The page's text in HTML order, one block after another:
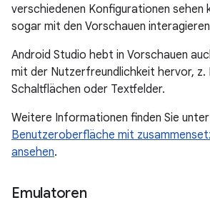
verschiedenen Konfigurationen sehen
sogar mit den Vorschauen
Android Studio hebt in Vorschauen
mit der Nutzerfreundlichkeit hervor, z.
Schaltflächen oder Textfelder.
Weitere Informationen finden Sie unter
Benutzeroberfläche mit
ansehen.
Emulatoren